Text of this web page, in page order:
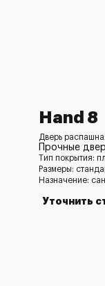
Hand 8
Дверь
Прочные
Тип покрытия:
Размеры:
Назначение:
Уточнить